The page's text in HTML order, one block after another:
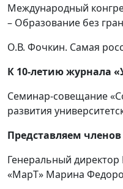
Международный
– Образование без
О.В. Фочкин. Самая
К 10-летию журнала
Семинар-совещание
развития
Представляем
Генеральный директор
«МарТ» Марина